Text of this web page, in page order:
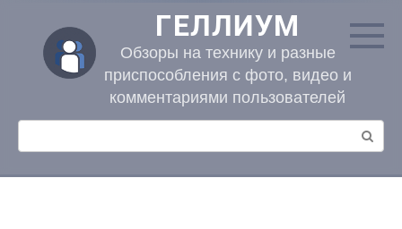
контенту
ГЕЛЛИУМ
Обзоры на технику и разные
приспособления с фото, видео и
комментариями пользователей
Поиск: